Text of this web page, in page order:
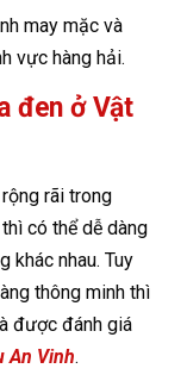
may mặc và
vực hàng hải.
đen ở Vật
rãi trong
có thể dễ dàng
khác nhau. Tuy
thông minh thì
được đánh giá
An Vinh.